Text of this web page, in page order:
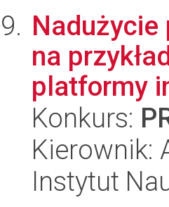
na
platformy
Konkurs:
Kierownik:
Instytut